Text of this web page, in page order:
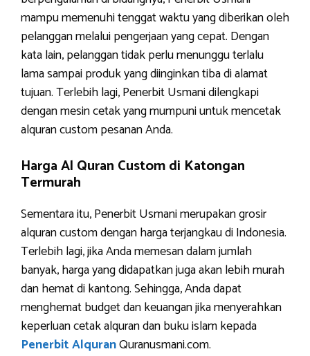
mampu memenuhi tenggat waktu yang diberikan oleh
pelanggan melalui pengerjaan yang cepat. Dengan
kata lain, pelanggan tidak perlu menunggu terlalu
lama sampai produk yang diinginkan tiba di alamat
tujuan. Terlebih lagi, Penerbit Usmani dilengkapi
dengan mesin cetak yang mumpuni untuk mencetak
alquran custom pesanan Anda.
Harga Al Quran Custom di Katongan
Termurah
Sementara itu, Penerbit Usmani merupakan grosir
alquran custom dengan harga terjangkau di Indonesia.
Terlebih lagi, jika Anda memesan dalam jumlah
banyak, harga yang didapatkan juga akan lebih murah
dan hemat di kantong. Sehingga, Anda dapat
menghemat budget dan keuangan jika menyerahkan
keperluan cetak alquran dan buku islam kepada
Penerbit AlquranQuranusmani.com.